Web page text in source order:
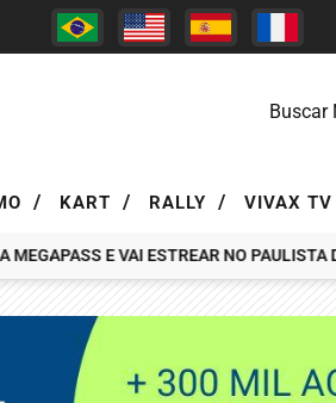
/ KART / RALLY / VIVAX TV
E VAI ESTREAR NO PAULISTA DE